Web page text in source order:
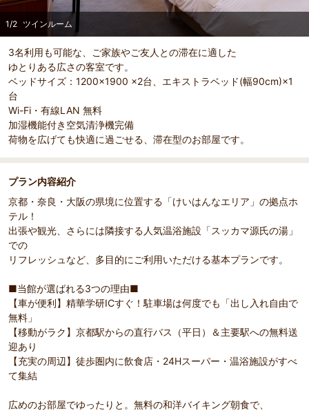
1/2 ツインルーム
3名利用も可能な、ご家族やご友人との滞在に適した
ゆとりある広さの客室です。
ベッドサイズ：1200×1900 ×2台、エキストラベッド(幅90cm)×1
台
Wi-Fi・有線LAN 無料
加湿機能付き空気清浄機完備
荷物を広げても快適に過ごせる、滞在型のお部屋です。
プラン内容紹介
京都・奈良・大阪の県境に位置する「けいはんなエリア」の拠点ホ
テル！
出張や観光、さらには隣接する人気温浴施設「スッカマ源氏の湯」
での
リフレッシュなど、多目的にご利用いただける基本プランです。
■当館が選ばれる3つの理由■
【車が便利】精華学研ICすぐ！駐車場は何度でも「出し入れ自由で
無料」
【移動がラク】京都駅からの直行バス（平日）＆主要駅への無料送
迎あり
【充実の周辺】徒歩圏内に飲食店・24Hスーパー・温浴施設がすべ
て集結
広めのお部屋でゆったりと。無料の和洋バイキング朝食で、
部屋詳細（1/2）
Pr
evi
s
ツインルーム
Ne